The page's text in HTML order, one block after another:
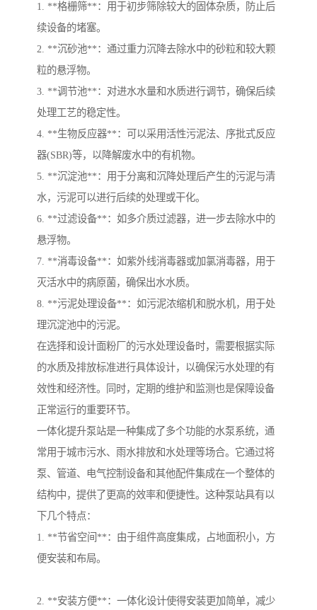
1. **格栅筛**：用于初步筛除较大的固体杂质，防止后
续设备的堵塞。
2. **沉砂池**：通过重力沉降去除水中的砂粒和较大颗
粒的悬浮物。
3. **调节池**：对进水水量和水质进行调节，确保后续
处理工艺的稳定性。
4. **生物反应器**：可以采用活性污泥法、序批式反应
器(SBR)等，以降解废水中的有机物。
5. **沉淀池**：用于分离和沉降处理后产生的污泥与清
水，污泥可以进行后续的处理或干化。
6. **过滤设备**：如多介质过滤器，进一步去除水中的
悬浮物。
7. **消毒设备**：如紫外线消毒器或加氯消毒器，用于
灭活水中的病原菌，确保出水水质。
8. **污泥处理设备**：如污泥浓缩机和脱水机，用于处
理沉淀池中的污泥。
在选择和设计面粉厂的污水处理设备时，需要根据实际
的水质及排放标准进行具体设计，以确保污水处理的有
效性和经济性。同时，定期的维护和监测也是保障设备
正常运行的重要环节。
一体化提升泵站是一种集成了多个功能的水泵系统，通
常用于城市污水、雨水排放和水处理等场合。它通过将
泵、管道、电气控制设备和其他配件集成在一个整体的
结构中，提供了更高的效率和便捷性。这种泵站具有以
下几个特点：
1. **节省空间**：由于组件高度集成，占地面积小，方
便安装和布局。
2. **安装方便**：一体化设计使得安装更加简单，减少